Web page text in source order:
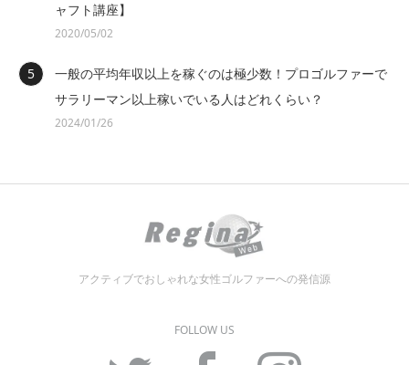
ャフト講座】
2020/05/02
一般の平均年収以上を稼ぐのは極少数！プロゴルファーで
サラリーマン以上稼いでいる人はどれくらい？
2024/01/26
アクティブでおしゃれな女性ゴルファーへの発信源
FOLLOW US